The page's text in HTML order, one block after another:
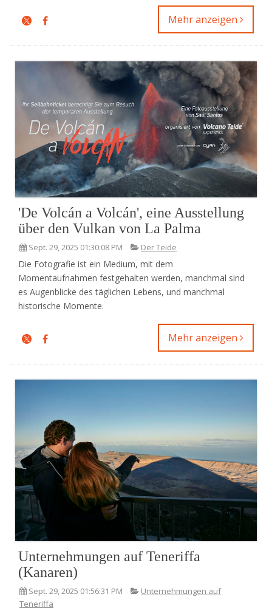
Mehr anzeigen
'De Volcán a Volcán', eine Ausstellung
über den Vulkan von La Palma
Sept. 29, 2025 01:30:08 PM Der Teide
Die Fotografie ist ein Medium, mit dem
Momentaufnahmen festgehalten werden, manchmal sind
es Augenblicke des täglichen Lebens, und manchmal
historische Momente.
Mehr anzeigen
Unternehmungen auf Teneriffa
(Kanaren)
Sept. 29, 2025 01:56:31 PM
Unternehmungen auf
Teneriffa